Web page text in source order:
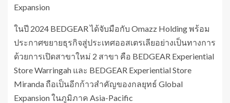
Expansion
ในปี 2024 BEDGEAR ได้จับมือกับ Omazz Holding พร้อม
ประกาศขยายธุรกิจสู่ประเทศออสเตรเลียอย่างเป็นทางการ
ด้วยการเปิดสาขาใหม่ 2 สาขา คือ BEDGEAR Experiential
Store Warringah และ BEDGEAR Experiential Store
Miranda ถือเป็นอีกก้าวสำคัญของกลยุทธ์ Global
Expansion ในภูมิภาค Asia-Pacific